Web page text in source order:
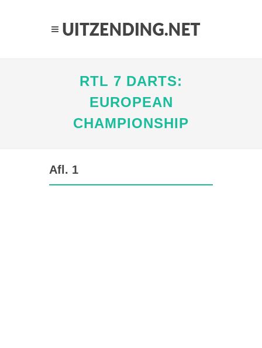
RTL 7 DARTS:
EUROPEAN
CHAMPIONSHIP
Afl. 1